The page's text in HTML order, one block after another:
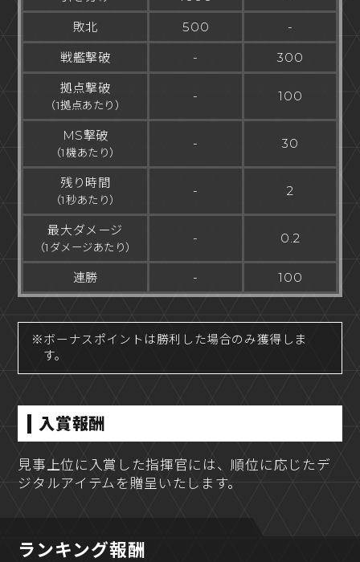
敗北
500
-
戦艦撃破
-
300
拠点撃破
（1拠点あたり）
- 100
MS撃破
（1機あたり）
- 30
残り時間
（1秒あたり）
- 2
最大ダメージ
（1ダメージあたり）
- 0.2
連勝 - 100
※ボーナスポイントは勝利した場合のみ獲得しま
す。
入賞報酬
見事上位に入賞した指揮官には、順位に応じたデ
ジタルアイテムを贈呈いたします。
ランキング報酬